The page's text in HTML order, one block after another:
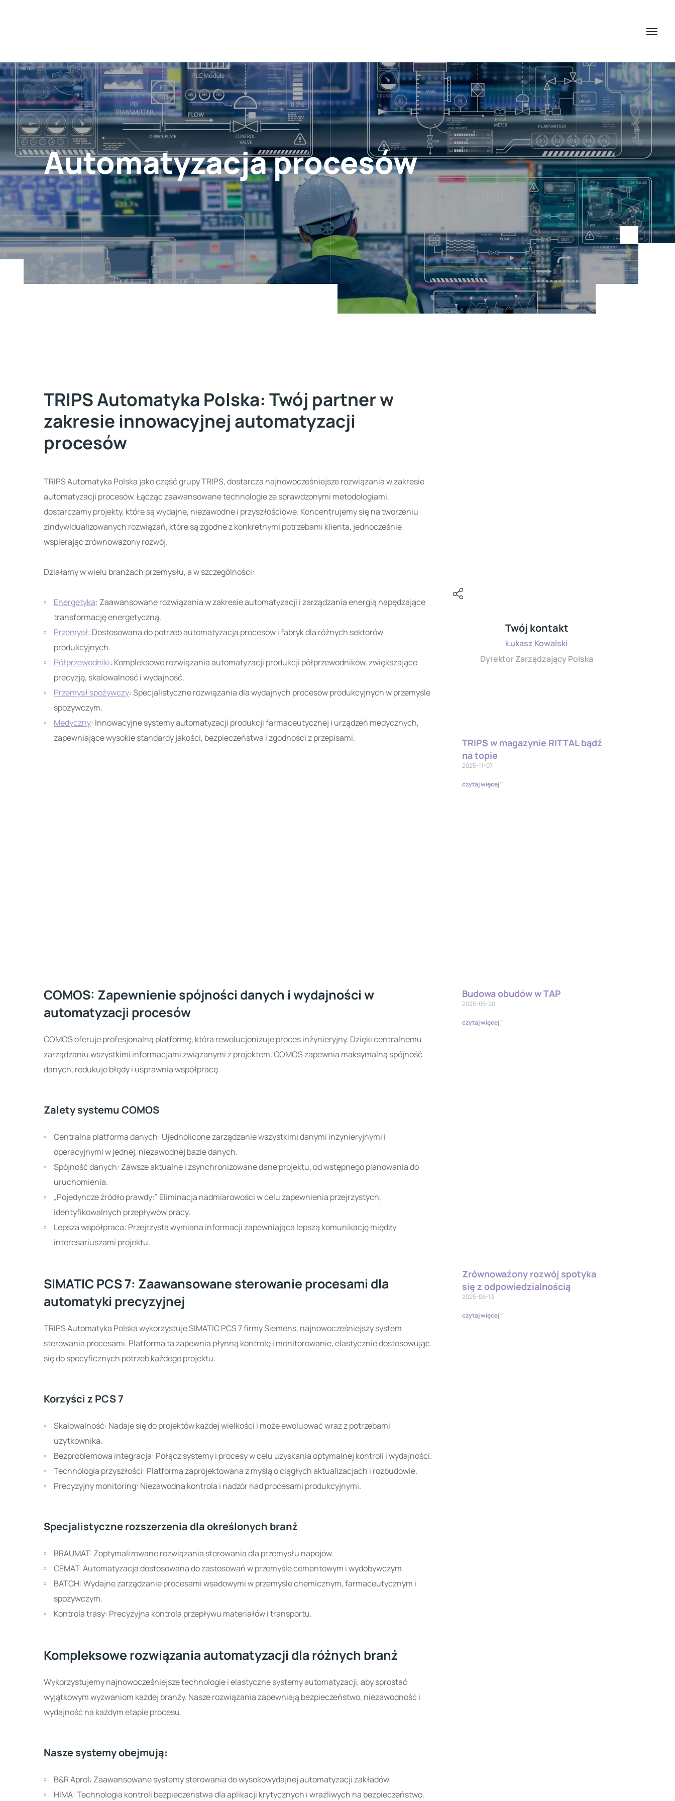
Automatyzacja procesów
TRIPS Automatyka Polska: Twój partner w
zakresie innowacyjnej automatyzacji
procesów
TRIPS Automatyka Polska jako część grupy TRIPS, dostarcza najnowocześniejsze rozwiązania w zakresie
automatyzacji procesów. Łącząc zaawansowane technologie ze sprawdzonymi metodologiami,
dostarczamy projekty, które są wydajne, niezawodne i przyszłościowe. Koncentrujemy się na tworzeniu
zindywidualizowanych rozwiązań, które są zgodne z konkretnymi potrzebami klienta, jednocześnie
wspierając zrównoważony rozwój.
Działamy w wielu branżach przemysłu, a w szczególności:
Energetyka: Zaawansowane rozwiązania w zakresie automatyzacji i zarządzania energią napędzające
transformację energetyczną.
Przemysł: Dostosowana do potrzeb automatyzacja procesów i fabryk dla różnych sektorów
produkcyjnych.
Półprzewodniki: Kompleksowe rozwiązania automatyzacji produkcji półprzewodników, zwiększające
precyzję, skalowalność i wydajność.
Przemysł spożywczy: Specjalistyczne rozwiązania dla wydajnych procesów produkcyjnych w przemyśle
spożywczym.
Medyczny: Innowacyjne systemy automatyzacji produkcji farmaceutycznej i urządzeń medycznych,
zapewniające wysokie standardy jakości, bezpieczeństwa i zgodności z przepisami.
COMOS: Zapewnienie spójności danych i wydajności w
automatyzacji procesów
COMOS oferuje profesjonalną platformę, która rewolucjonizuje proces inżynieryjny. Dzięki centralnemu
zarządzaniu wszystkimi informacjami związanymi z projektem, COMOS zapewnia maksymalną spójność
danych, redukuje błędy i usprawnia współpracę.
Zalety systemu COMOS
Centralna platforma danych: Ujednolicone zarządzanie wszystkimi danymi inżynieryjnymi i
operacyjnymi w jednej, niezawodnej bazie danych.
Spójność danych: Zawsze aktualne i zsynchronizowane dane projektu, od wstępnego planowania do
uruchomienia.
„Pojedyncze źródło prawdy:” Eliminacja nadmiarowości w celu zapewnienia przejrzystych,
identyfikowalnych przepływów pracy.
Lepsza współpraca: Przejrzysta wymiana informacji zapewniająca lepszą komunikację między
interesariuszami projektu.
SIMATIC PCS 7: Zaawansowane sterowanie procesami dla
automatyki precyzyjnej
TRIPS Automatyka Polska wykorzystuje SIMATIC PCS 7 firmy Siemens, najnowocześniejszy system
sterowania procesami. Platforma ta zapewnia płynną kontrolę i monitorowanie, elastycznie dostosowując
się do specyficznych potrzeb każdego projektu.
Korzyści z PCS 7
Skalowalność: Nadaje się do projektów każdej wielkości i może ewoluować wraz z potrzebami
użytkownika.
Bezproblemowa integracja: Połącz systemy i procesy w celu uzyskania optymalnej kontroli i wydajności.
Technologia przyszłości: Platforma zaprojektowana z myślą o ciągłych aktualizacjach i rozbudowie.
Precyzyjny monitoring: Niezawodna kontrola i nadzór nad procesami produkcyjnymi.
Specjalistyczne rozszerzenia dla określonych branż
BRAUMAT: Zoptymalizowane rozwiązania sterowania dla przemysłu napojów.
CEMAT: Automatyzacja dostosowana do zastosowań w przemyśle cementowym i wydobywczym.
BATCH: Wydajne zarządzanie procesami wsadowymi w przemyśle chemicznym, farmaceutycznym i
spożywczym.
Kontrola trasy: Precyzyjna kontrola przepływu materiałów i transportu.
Kompleksowe rozwiązania automatyzacji dla różnych branż
Wykorzystujemy najnowocześniejsze technologie i elastyczne systemy automatyzacji, aby sprostać
wyjątkowym wyzwaniom każdej branży. Nasze rozwiązania zapewniają bezpieczeństwo, niezawodność i
wydajność na każdym etapie procesu.
Nasze systemy obejmują:
B&R Aprol: Zaawansowane systemy sterowania do wysokowydajnej automatyzacji zakładów.
HIMA: Technologia kontroli bezpieczeństwa dla aplikacji krytycznych i wrażliwych na bezpieczeństwo.
Twój kontakt
Łukasz Kowalski
Dyrektor Zarządzający Polska
TRIPS w magazynie RITTAL bądź
na topie
2025-11-07
czytaj więcej "
Budowa obudów w TAP
2025-06-20
czytaj więcej "
Zrównoważony rozwój spotyka
się z odpowiedzialnością
2025-06-13
czytaj więcej "